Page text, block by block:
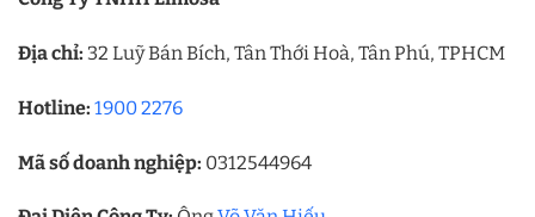
Địa chỉ: 32 Luỹ Bán Bích, Tân Thới Hoà, Tân Phú, TPHCM
Hotline: 1900 2276
Mã số doanh nghiệp: 0312544964